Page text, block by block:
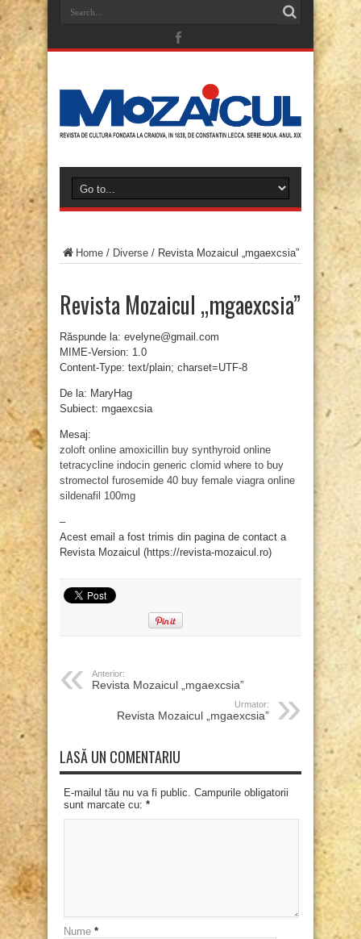
Home / Diverse / Revista Mozaicul „mgaexcsia”
Revista Mozaicul „mgaexcsia”
Răspunde la: evelyne@gmail.com
MIME-Version: 1.0
Content-Type: text/plain; charset=UTF-8
De la: MaryHag
Subiect: mgaexcsia
Mesaj:
zoloft online amoxicillin buy synthyroid online
tetracycline indocin generic clomid where to buy
stromectol furosemide 40 buy female viagra online
sildenafil 100mg
–
Acest email a fost trimis din pagina de contact a
Revista Mozaicul (https://revista-mozaicul.ro)
Anterior:
Revista Mozaicul „mgaexcsia”
Urmator:
Revista Mozaicul „mgaexcsia”
LASĂ UN COMENTARIU
E-mailul tău nu va fi public. Campurile obligatorii
sunt marcate cu: *
Nume *